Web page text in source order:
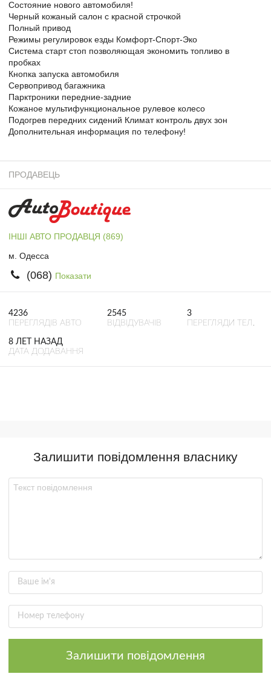
Состояние нового автомобиля!
Черный кожаный салон с красной строчкой
Полный привод
Режимы регулировок езды Комфорт-Спорт-Эко
Система старт стоп позволяющая экономить топливо в
пробках
Кнопка запуска автомобиля
Сервопривод багажника
Парктроники передние-задние
Кожаное мультифункциональное рулевое колесо
Подогрев передних сидений Климат контроль двух зон
Дополнительная информация по телефону!
ПРОДАВЕЦЬ
ІНШІ АВТО ПРОДАВЦЯ (869)
м. Одесса
(068) Показати
4236
ПЕРЕГЛЯДІВ АВТО
2545
ВІДВІДУВАЧІВ
3
ПЕРЕГЛЯДИ ТЕЛ.
8 ЛЕТ НАЗАД
ДАТА ДОДАВАННЯ
Залишити повідомлення власнику
Залишити повідомлення